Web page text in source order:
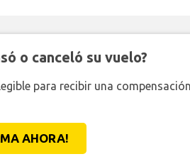
o canceló su vuelo?
para recibir una
AHORA!